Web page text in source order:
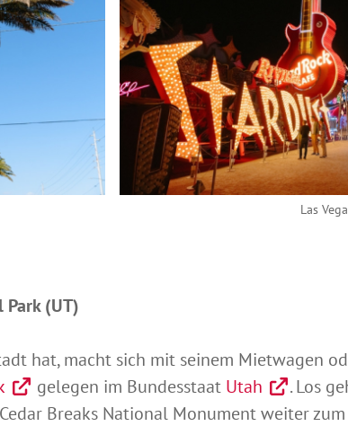
Las
Park (UT)
hat, macht sich mit seinem Mietwagen
gelegen im Bundesstaat Utah
. Los
Breaks National Monument weiter zum